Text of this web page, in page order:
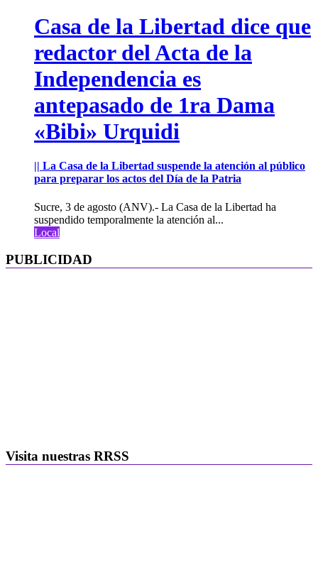
Casa de la Libertad dice que
redactor del Acta de la
Independencia es
antepasado de 1ra Dama
«Bibi» Urquidi
|| La Casa de la Libertad suspende la atención al público
para preparar los actos del Día de la Patria
Sucre, 3 de agosto (ANV).- La Casa de la Libertad ha
suspendido temporalmente la atención al...
Local
PUBLICIDAD
Visita nuestras RRSS